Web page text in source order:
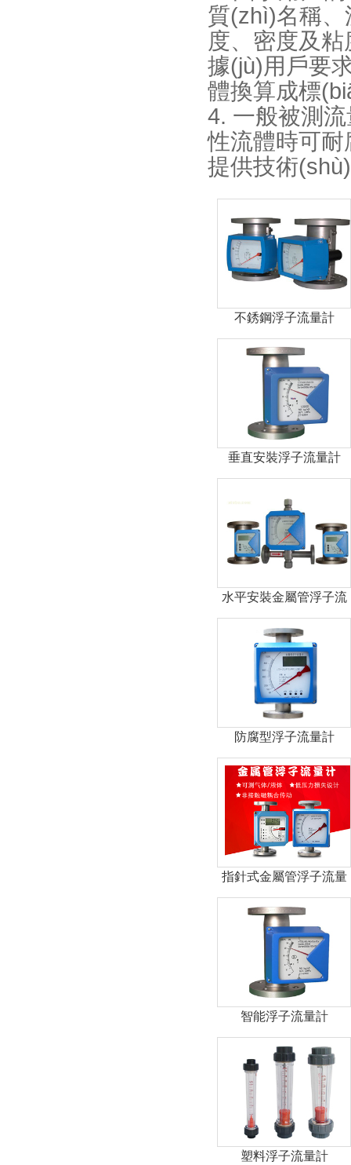
質(zhì)名稱
度、密度及粘
據(jù)用戶要
體換算成標
4. 一般被測
性流體時可耐
提供技術(shù)
不銹鋼浮子流量計
垂直安裝浮子流量計
水平安裝金屬管浮子流
量計
防腐型浮子流量計
指針式金屬管浮子流量
計
智能浮子流量計
塑料浮子流量計